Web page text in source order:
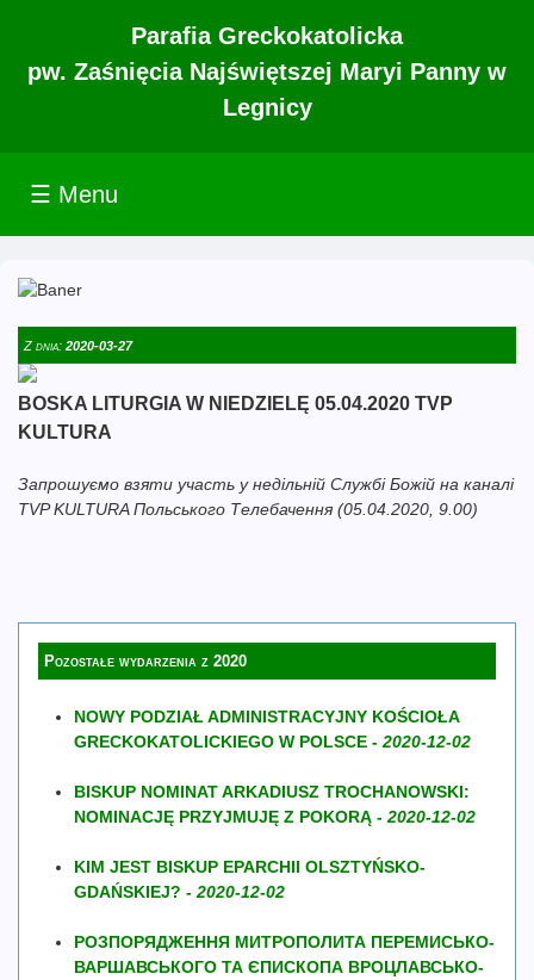
Parafia Greckokatolicka
pw. Zaśnięcia Najświętszej Maryi Panny w
Legnicy
☰ Menu
Z dnia: 2020-03-27
BOSKA LITURGIA W NIEDZIELĘ 05.04.2020 TVP
KULTURA
Запрошуємо взяти участь у недільній Службі Божій на каналі
TVP KULTURA Польського Телебачення (05.04.2020, 9.00)
Pozostałe wydarzenia z 2020
NOWY PODZIAŁ ADMINISTRACYJNY KOŚCIOŁA
GRECKOKATOLICKIEGO W POLSCE - 2020-12-02
BISKUP NOMINAT ARKADIUSZ TROCHANOWSKI:
NOMINACJĘ PRZYJMUJĘ Z POKORĄ - 2020-12-02
KIM JEST BISKUP EPARCHII OLSZTYŃSKO-
GDAŃSKIEJ? - 2020-12-02
РОЗПОРЯДЖЕННЯ МИТРОПОЛИТА ПЕРЕМИСЬКО-
ВАРШАВСЬКОГО ТА ЄПИСКОПА ВРОЦЛАВСЬКО-